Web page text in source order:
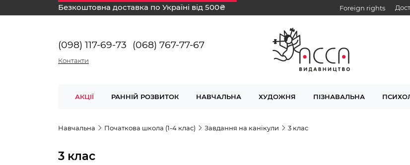
Безкоштовна доставка по Україні від 500₴ Foreign rights
(098) 117-69-73 (068) 767-77-67
Контакти
АКЦІЇ РАННІЙ РОЗВИТОК НАВЧАЛЬНА ХУДОЖНЯ ПІЗНАВАЛЬНА
Навчальна Початкова школа (1-4 клас) Завдання на канікули 3 клас
3 клас